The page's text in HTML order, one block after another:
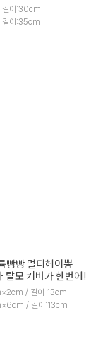
이:30cm
이:35cm
빵빵 멀티헤어뽕
탈모 커버가 한번에!
/ 길이:13cm
/ 길이:13cm